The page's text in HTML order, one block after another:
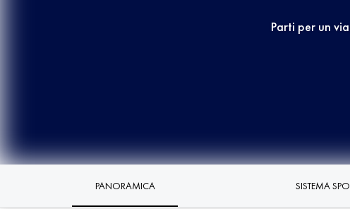
Parti per un
PANORAMICA SISTEMA